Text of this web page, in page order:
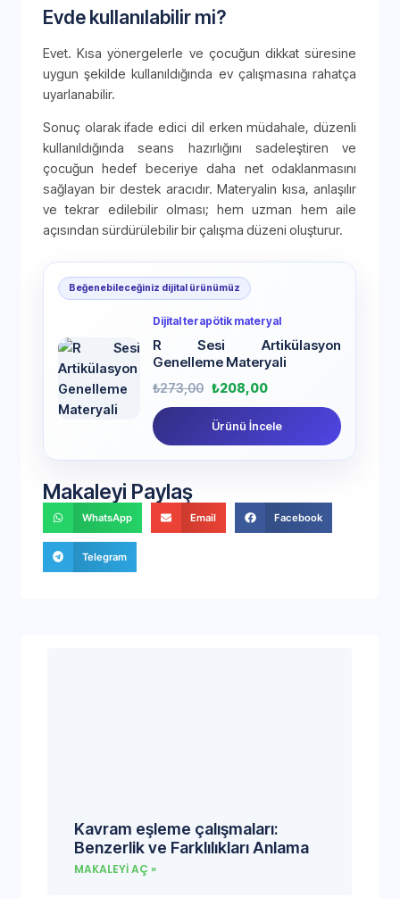
Evde kullanılabilir mi?
Evet. Kısa yönergelerle ve çocuğun dikkat süresine
uygun şekilde kullanıldığında ev çalışmasına rahatça
uyarlanabilir.
Sonuç olarak ifade edici dil erken müdahale, düzenli
kullanıldığında seans hazırlığını sadeleştiren ve
çocuğun hedef beceriye daha net odaklanmasını
sağlayan bir destek aracıdır. Materyalin kısa, anlaşılır
ve tekrar edilebilir olması; hem uzman hem aile
açısından sürdürülebilir bir çalışma düzeni oluşturur.
Beğenebileceğiniz dijital ürünümüz
Dijital terapötik materyal
R Sesi Artikülasyon
Genelleme Materyali
₺273,00 ₺208,00
Ürünü İncele
Makaleyi Paylaş
WhatsApp Email Facebook
Telegram
Kavram eşleme çalışmaları:
Benzerlik ve Farklılıkları Anlama
MAKALEYI AÇ »